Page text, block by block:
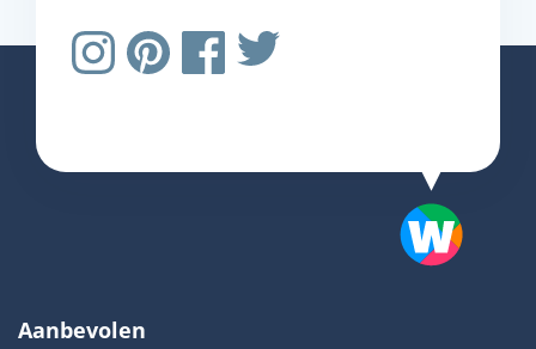
Aanbevolen